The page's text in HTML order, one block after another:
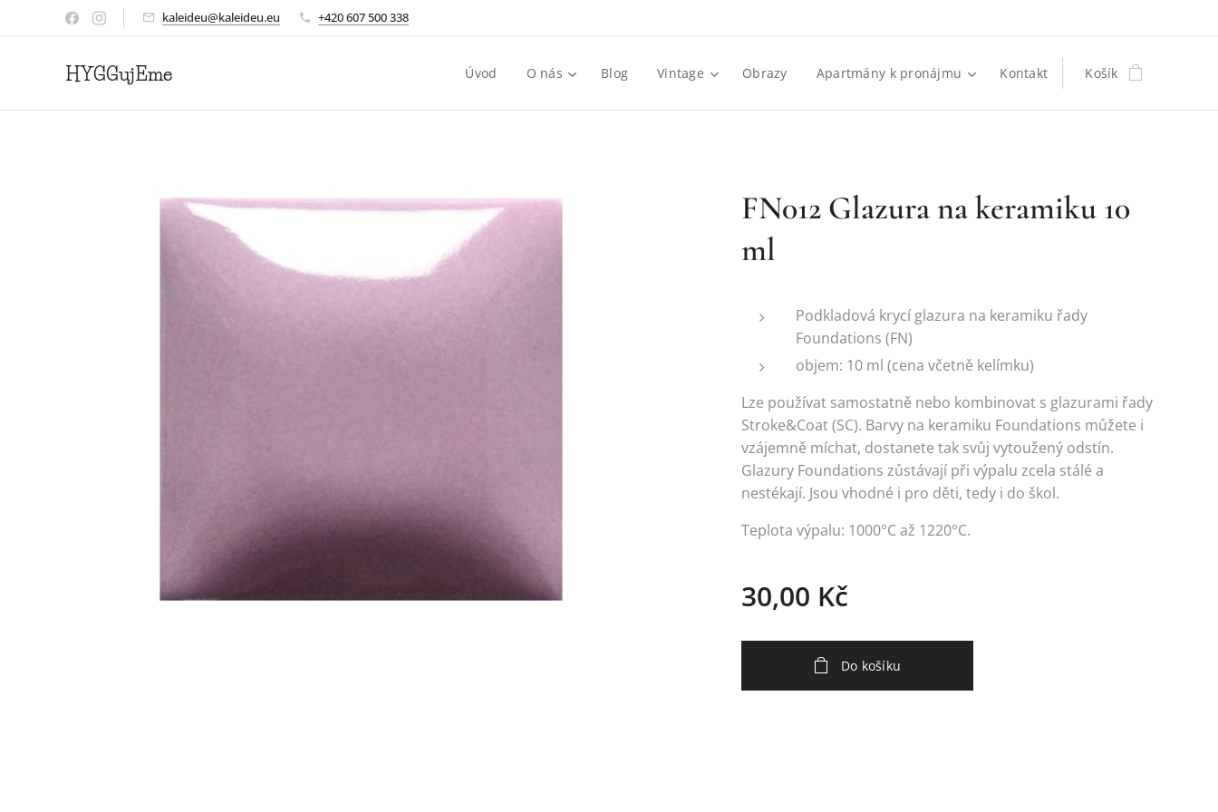
kaleideu@kaleideu.eu +420 607 500 338
HYGGujEme Úvod O nás Blog Vintage Obrazy Apartmány k pronájmu Kontakt Košík
FN012 Glazura na keramiku 10
ml
Podkladová krycí glazura na keramiku řady
Foundations (FN)
objem: 10 ml (cena včetně kelímku)
Lze používat samostatně nebo kombinovat s glazurami řady
Stroke&Coat (SC). Barvy na keramiku Foundations můžete i
vzájemně míchat, dostanete tak svůj vytoužený odstín.
Glazury Foundations zůstávají při výpalu zcela stálé a
nestékají. Jsou vhodné i pro děti, tedy i do škol.
Teplota výpalu: 1000°C až 1220°C.
30,00 Kč
Do košíku